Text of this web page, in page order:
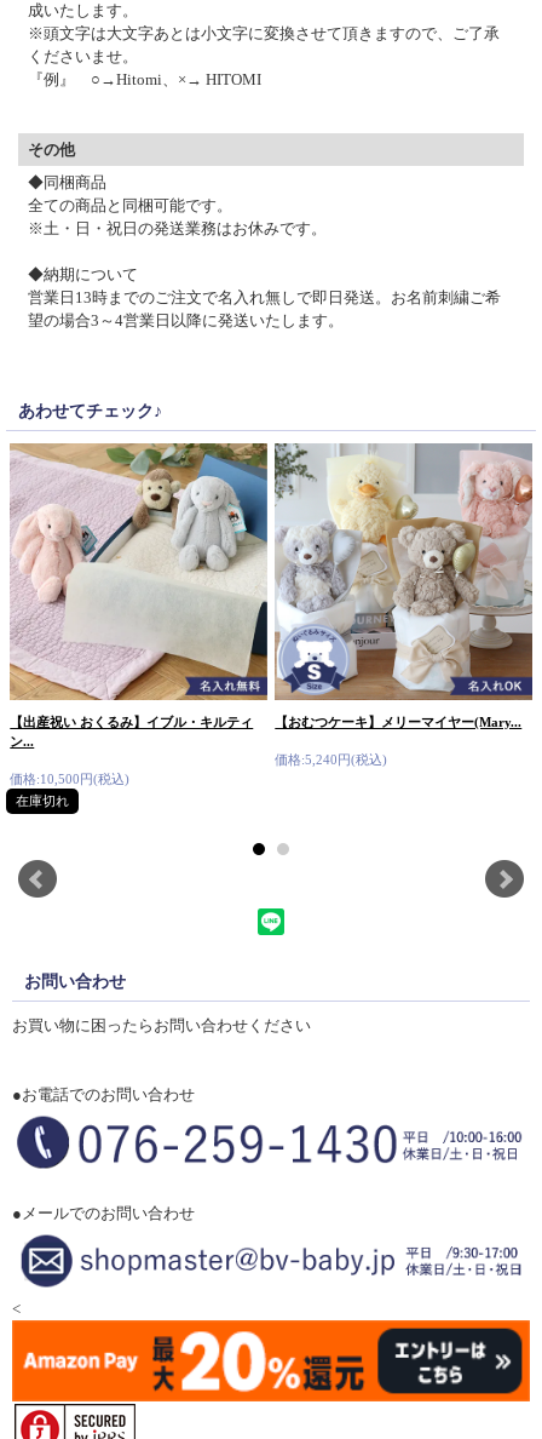
成いたします。
※頭文字は大文字あとは小文字に変換させて頂きますので、ご了承
くださいませ。
『例』 ○→Hitomi、×→ HITOMI
その他
◆同梱商品
全ての商品と同梱可能です。
※土・日・祝日の発送業務はお休みです。
◆納期について
営業日13時までのご注文で名入れ無しで即日発送。お名前刺繍ご希
望の場合3～4営業日以降に発送いたします。
あわせてチェック♪
【出産祝い おくるみ】イブル・キルティ
ン...
価格:10,500円(税込)
在庫切れ
【おむつケーキ】メリーマイヤー(Mary...
価格:5,240円(税込)
お問い合わせ
お買い物に困ったらお問い合わせください
●お電話でのお問い合わせ
●メールでのお問い合わせ
<